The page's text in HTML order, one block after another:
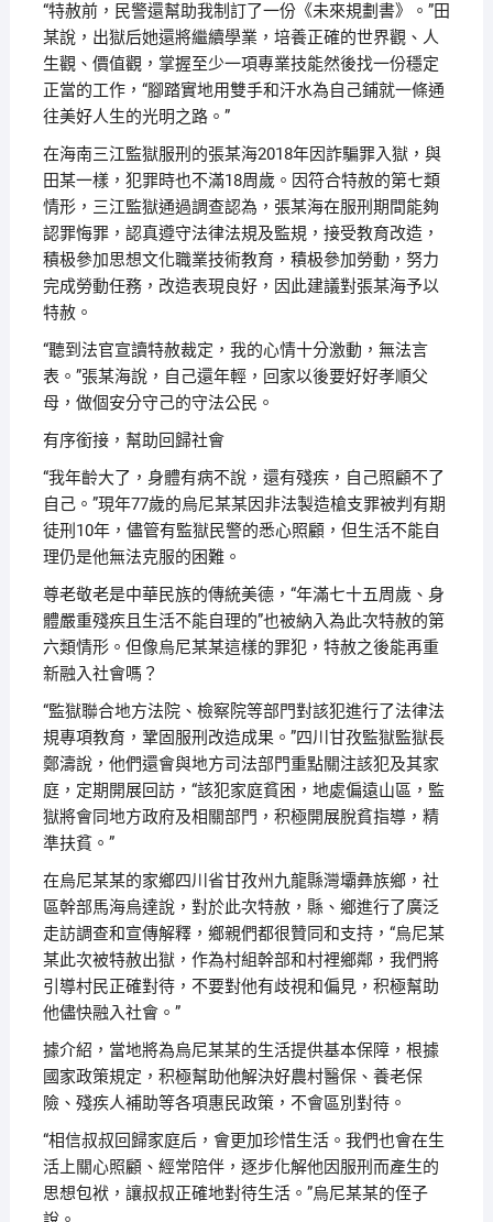
“特赦前，民警還幫助我制訂了一份《未來規劃書》。”田
某說，出獄后她還將繼續學業，培養正確的世界觀、人
生觀、價值觀，掌握至少一項專業技能然後找一份穩定
正當的工作，“腳踏實地用雙手和汗水為自己鋪就一條通
往美好人生的光明之路。”
在海南三江監獄服刑的張某海2018年因詐騙罪入獄，與
田某一樣，犯罪時也不滿18周歲。因符合特赦的第七類
情形，三江監獄通過調查認為，張某海在服刑期間能夠
認罪悔罪，認真遵守法律法規及監規，接受教育改造，
積极參加思想文化職業技術教育，積极參加勞動，努力
完成勞動任務，改造表現良好，因此建議對張某海予以
特赦。
“聽到法官宣讀特赦裁定，我的心情十分激動，無法言
表。”張某海說，自己還年輕，回家以後要好好孝順父
母，做個安分守己的守法公民。
有序銜接，幫助回歸社會
“我年齡大了，身體有病不說，還有殘疾，自己照顧不了
自己。”現年77歲的烏尼某某因非法製造槍支罪被判有期
徒刑10年，儘管有監獄民警的悉心照顧，但生活不能自
理仍是他無法克服的困難。
尊老敬老是中華民族的傳統美德，“年滿七十五周歲、身
體嚴重殘疾且生活不能自理的”也被納入為此次特赦的第
六類情形。但像烏尼某某這樣的罪犯，特赦之後能再重
新融入社會嗎？
“監獄聯合地方法院、檢察院等部門對該犯進行了法律法
規專項教育，鞏固服刑改造成果。”四川甘孜監獄監獄長
鄭濤說，他們還會與地方司法部門重點關注該犯及其家
庭，定期開展回訪，“該犯家庭貧困，地處偏遠山區，監
獄將會同地方政府及相關部門，积極開展脫貧指導，精
準扶貧。”
在烏尼某某的家鄉四川省甘孜州九龍縣灣壩彝族鄉，社
區幹部馬海烏達說，對於此次特赦，縣、鄉進行了廣泛
走訪調查和宣傳解釋，鄉親們都很贊同和支持，“烏尼某
某此次被特赦出獄，作為村組幹部和村裡鄉鄰，我們將
引導村民正確對待，不要對他有歧視和偏見，积極幫助
他儘快融入社會。”
據介紹，當地將為烏尼某某的生活提供基本保障，根據
國家政策規定，积極幫助他解決好農村醫保、養老保
險、殘疾人補助等各項惠民政策，不會區別對待。
“相信叔叔回歸家庭后，會更加珍惜生活。我們也會在生
活上關心照顧、經常陪伴，逐步化解他因服刑而產生的
思想包袱，讓叔叔正確地對待生活。”烏尼某某的侄子